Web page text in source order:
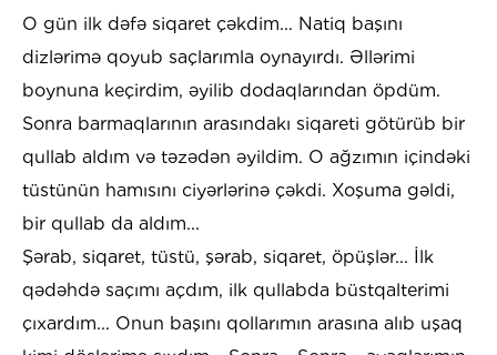
O gün ilk dəfə siqaret çəkdim... Natiq başını
dizlərimə qoyub saçlarımla oynayırdı. Əllərimi
boynuna keçirdim, əyilib dodaqlarından öpdüm.
Sonra barmaqlarının arasındakı siqareti götürüb bir
qullab aldım və təzədən əyildim. O ağzımın içindəki
tüstünün hamısını ciyərlərinə çəkdi. Xoşuma gəldi,
bir qullab da aldım...
Şərab, siqaret, tüstü, şərab, siqaret, öpüşlər... İlk
qədəhdə saçımı açdım, ilk qullabda büstqalterimi
çıxardım... Onun başını qollarımın arasına alıb uşaq